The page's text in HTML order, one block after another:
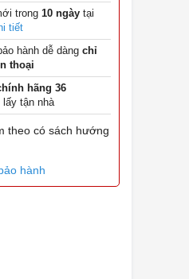
trong 10 ngày tại
tiết
hành dễ dàng chỉ
thoại
hãng 36
lấy tận nhà
theo có sách hướng
hành